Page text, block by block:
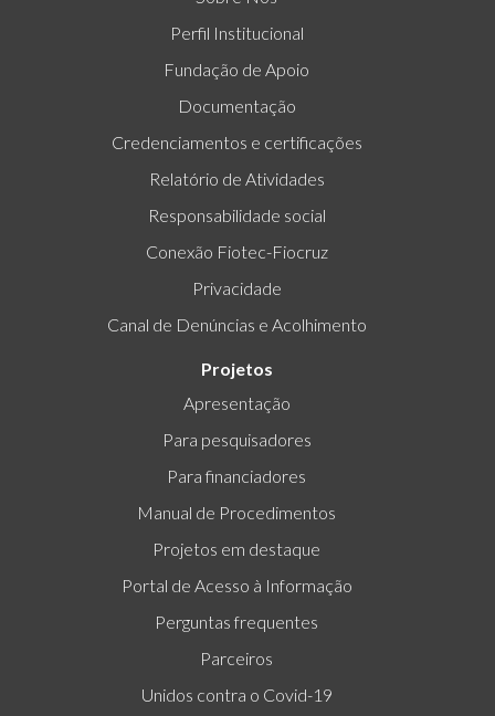
Perfil Institucional
Fundação de Apoio
Documentação
Credenciamentos e certificações
Relatório de Atividades
Responsabilidade social
Conexão Fiotec-Fiocruz
Privacidade
Canal de Denúncias e Acolhimento
Projetos
Apresentação
Para pesquisadores
Para financiadores
Manual de Procedimentos
Projetos em destaque
Portal de Acesso à Informação
Perguntas frequentes
Parceiros
Unidos contra o Covid-19